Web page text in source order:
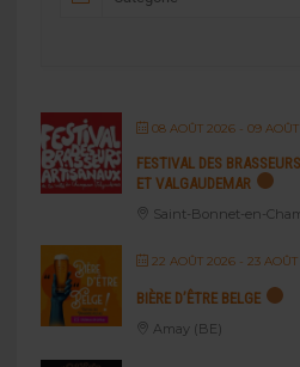
08 AOÛT 2026- 09
FESTIVAL DES
ET VALGAUDEMAR
Saint-Bonnet-en-
22 AOÛT 2026- 23 AOÛT
BIÈRE D’ÊTRE BELGE
Amay (BE)